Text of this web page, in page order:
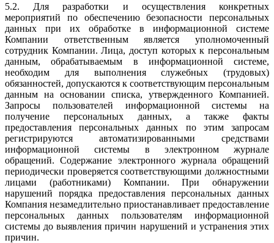
5.2. Для разработки и осуществления конкретных
мероприятий по обеспечению безопасности персональных
данных при их обработке в информационной системе
Компании ответственным является уполномоченный
сотрудник Компании. Лица, доступ которых к персональным
данным, обрабатываемым в информационной системе,
необходим для выполнения служебных (трудовых)
обязанностей, допускаются к соответствующим персональным
данным на основании списка, утвержденного Компанией.
Запросы пользователей информационной системы на
получение персональных данных, а также факты
предоставления персональных данных по этим запросам
регистрируются автоматизированными средствами
информационной системы в электронном журнале
обращений. Содержание электронного журнала обращений
периодически проверяется соответствующими должностными
лицами (работниками) Компании. При обнаружении
нарушений порядка предоставления персональных данных
Компания незамедлительно приостанавливает предоставление
персональных данных пользователям информационной
системы до выявления причин нарушений и устранения этих
причин.